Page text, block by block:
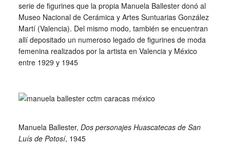
serie de figurines que la propia Manuela Ballester donó al
Museo Nacional de Cerámica y Artes Suntuarias González
Martí (Valencia). Del mismo modo, también se encuentran
allí depositado un numeroso legado de figurines de moda
femenina realizados por la artista en Valencia y México
entre 1929 y 1945
Manuela Ballester, Dos personajes Huascatecas de San
Luís de Potosí, 1945